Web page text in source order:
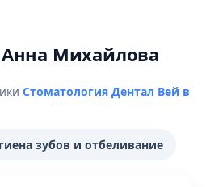
Михайлова
Стоматология Дентал Вей в
зубов и отбеливание